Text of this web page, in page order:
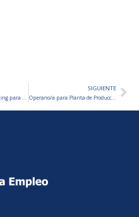
Manager de Trade Marketing para Empresa Alimenticia
SIGUIENTE
Operario/a para Planta de Producción